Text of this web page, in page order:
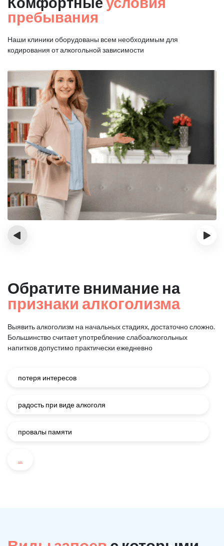
пребывания
Наши клиники оборудованы всем необходимым для
кодирования от алкогольной зависимости
‹ ›
Обратите внимание на
признаки алкоголизма
Выявить алкоголизм на начальных стадиях, достаточно сложно.
Большинство считает употребление слабоалкогольных
напитков допустимо практически ежедневно
потеря интересов
радость при виде алкоголя
провалы памяти
...